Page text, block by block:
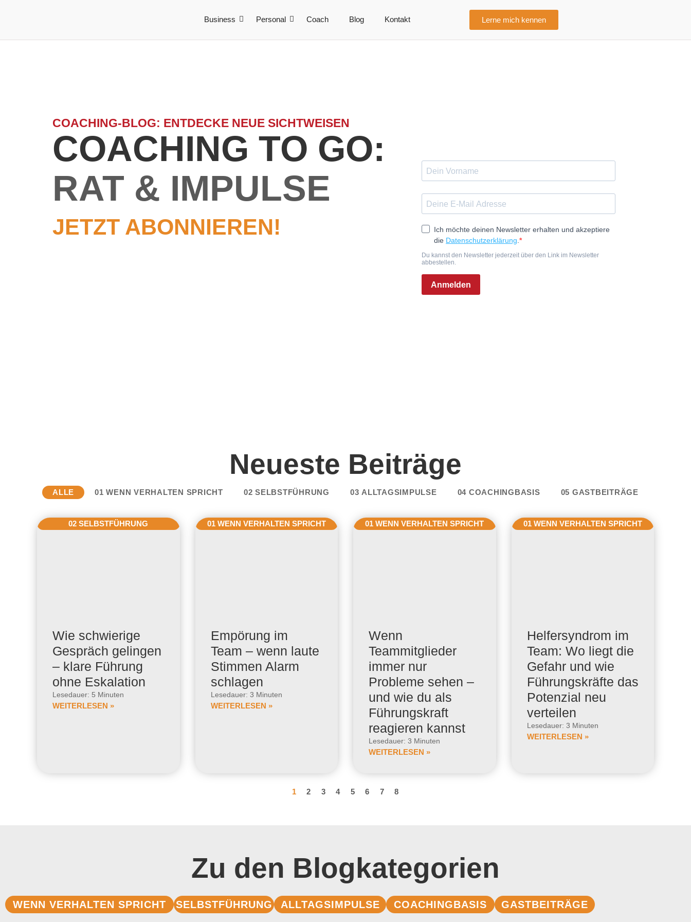
Business Personal Coach Blog Kontakt Lerne mich kennen
COACHING-BLOG: ENTDECKE NEUE SICHTWEISEN
COACHING TO GO:
RAT & IMPULSE
JETZT ABONNIEREN!
Neueste Beiträge
01 WENN VERHALTEN SPRICHT 02 SELBSTFÜHRUNG 03 ALLTAGSIMPULSE 04 COACHINGBASIS 05 GASTBEITRÄGE
ALLE
02 SELBSTFÜHRUNG
Wie schwierige
Gespräch gelingen
– klare Führung
ohne Eskalation
Lesedauer: 5 Minuten
WEITERLESEN »
01 WENN VERHALTEN SPRICHT
Empörung im
Team – wenn laute
Stimmen Alarm
schlagen
Lesedauer: 3 Minuten
WEITERLESEN »
01 WENN VERHALTEN SPRICHT
Wenn
Teammitglieder
immer nur
Probleme sehen –
und wie du als
Führungskraft
reagieren kannst
Lesedauer: 3 Minuten
WEITERLESEN »
01 WENN VERHALTEN SPRICHT
Helfersyndrom im
Team: Wo liegt die
Gefahr und wie
Führungskräfte das
Potenzial neu
verteilen
Lesedauer: 3 Minuten
WEITERLESEN »
1 2 3 4 5 6 7 8
Zu den Blogkategorien
WENN VERHALTEN SPRICHT SELBSTFÜHRUNG ALLTAGSIMPULSE COACHINGBASIS GASTBEITRÄGE